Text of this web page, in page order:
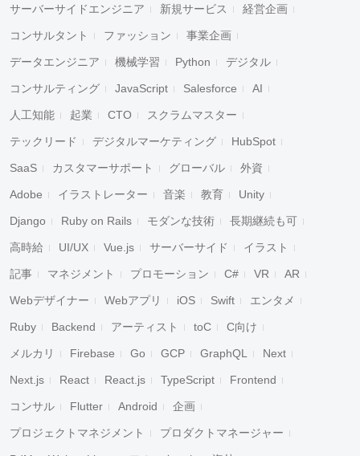
サーバーサイドエンジニア 新規サービス 経営企画
コンサルタント ファッション 事業企画
データエンジニア 機械学習 Python デジタル
コンサルティング JavaScript Salesforce AI
人工知能 起業 CTO スクラムマスター
テックリード デジタルマーケティング HubSpot
SaaS カスタマーサポート グローバル 外資
Adobe イラストレーター 音楽 教育 Unity
Django Ruby on Rails モダンな技術 長期継続も可
高時給 UI/UX Vue.js サーバーサイド イラスト
記事 マネジメント プロモーション C# VR AR
Webデザイナー Webアプリ iOS Swift エンタメ
Ruby Backend アーティスト toC C向け
メルカリ Firebase Go GCP GraphQL Next
Next.js React React.js TypeScript Frontend
コンサル Flutter Android 企画
プロジェクトマネジメント プロダクトマネージャー